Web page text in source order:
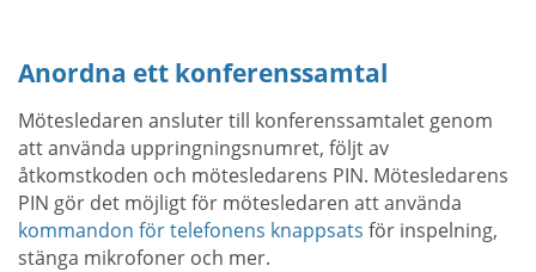
Anordna ett konferenssamtal
Mötesledaren ansluter till konferenssamtalet genom
att använda uppringningsnumret, följt av
åtkomstkoden och mötesledarens PIN. Mötesledarens
PIN gör det möjligt för mötesledaren att använda
kommandon för telefonens knappsats för inspelning,
stänga mikrofoner och mer.